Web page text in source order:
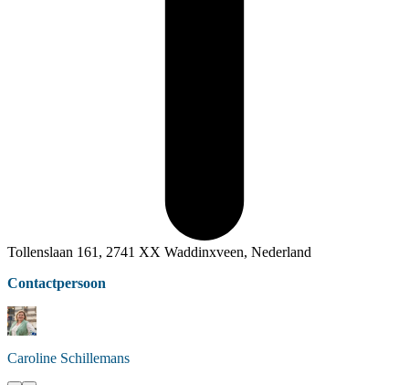
Tollenslaan 161, 2741 XX Waddinxveen, Nederland
Contactpersoon
Caroline Schillemans